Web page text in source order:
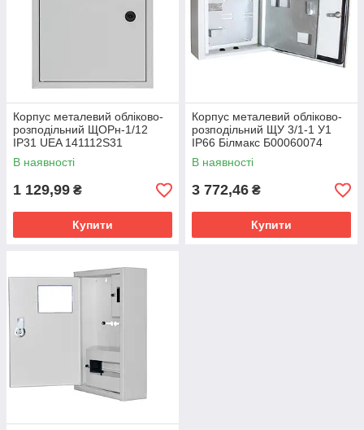
Корпус металевий обліково-
розподільний ЩОРн-1/12
IP31 UEA 141112S31
В наявності
1 129,99 ₴
Купити
Корпус металевий обліково-
розподільний ЩУ 3/1-1 У1
IP66 Білмакс Б00060074
В наявності
3 772,46 ₴
Купити